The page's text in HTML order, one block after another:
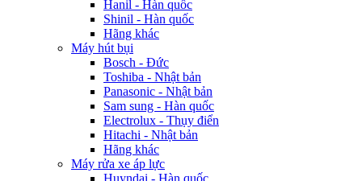
Hanil - Hàn quốc
Shinil - Hàn quốc
Hãng khác
Máy hút bụi
Bosch - Đức
Toshiba - Nhật bản
Panasonic - Nhật bản
Sam sung - Hàn quốc
Electrolux - Thụy điển
Hitachi - Nhật bản
Hãng khác
Máy rửa xe áp lực
Huyndai - Hàn quốc